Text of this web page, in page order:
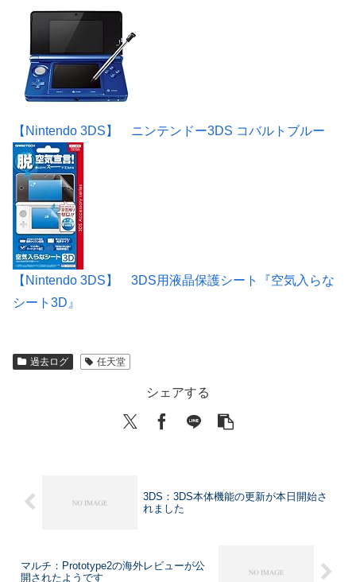
【Nintendo 3DS】 ニンテンドー3DS コバルトブルー
【Nintendo 3DS】 3DS用液晶保護シート『空気入らな
シート3D』
過去ログ 任天堂
シェアする
3DS：3DS本体機能の更新が本日開始さ
れました
マルチ：Prototype2の海外レビューが公
開されたようです